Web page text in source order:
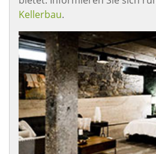
Kellerbau.